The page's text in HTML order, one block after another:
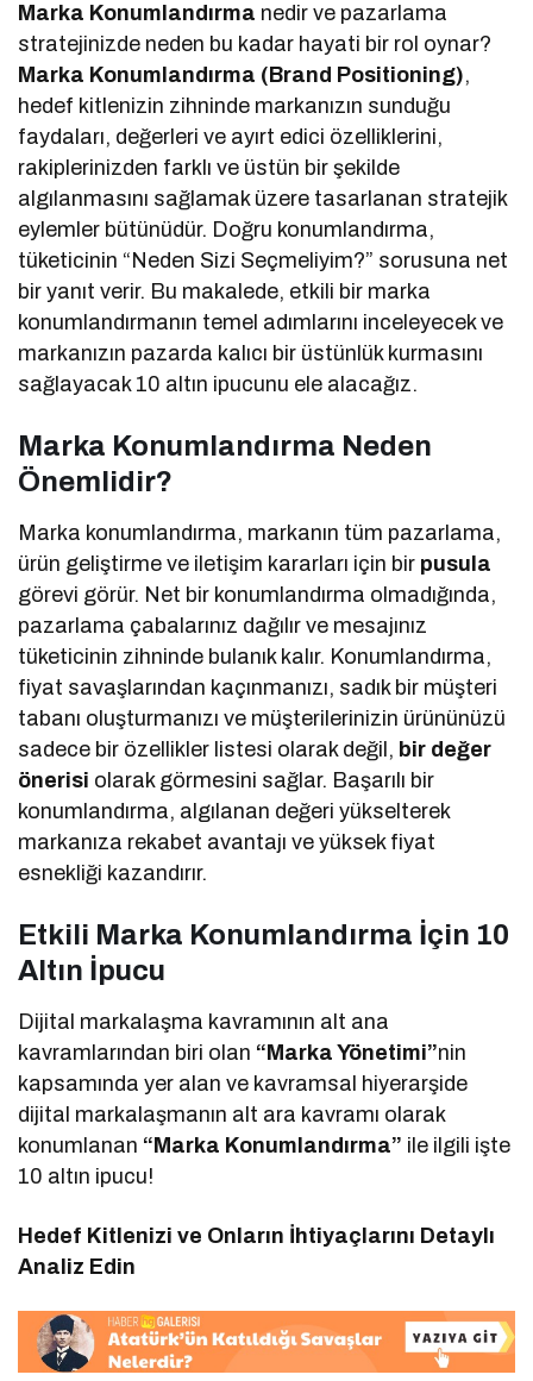
Marka Konumlandırma nedir ve pazarlama
stratejinizde neden bu kadar hayati bir rol oynar?
Marka Konumlandırma (Brand Positioning),
hedef kitlenizin zihninde markanızın sunduğu
faydaları, değerleri ve ayırt edici özelliklerini,
rakiplerinizden farklı ve üstün bir şekilde
algılanmasını sağlamak üzere tasarlanan stratejik
eylemler bütünüdür. Doğru konumlandırma,
tüketicinin “Neden Sizi Seçmeliyim?” sorusuna net
bir yanıt verir. Bu makalede, etkili bir marka
konumlandırmanın temel adımlarını inceleyecek ve
markanızın pazarda kalıcı bir üstünlük kurmasını
sağlayacak 10 altın ipucunu ele alacağız.
Marka Konumlandırma Neden
Önemlidir?
Marka konumlandırma, markanın tüm pazarlama,
ürün geliştirme ve iletişim kararları için bir pusula
görevi görür. Net bir konumlandırma olmadığında,
pazarlama çabalarınız dağılır ve mesajınız
tüketicinin zihninde bulanık kalır. Konumlandırma,
fiyat savaşlarından kaçınmanızı, sadık bir müşteri
tabanı oluşturmanızı ve müşterilerinizin ürününüzü
sadece bir özellikler listesi olarak değil, bir değer
önerisi olarak görmesini sağlar. Başarılı bir
konumlandırma, algılanan değeri yükselterek
markanıza rekabet avantajı ve yüksek fiyat
esnekliği kazandırır.
Etkili Marka Konumlandırma İçin 10
Altın İpucu
Dijital markalaşma kavramının alt ana
kavramlarından biri olan “Marka Yönetimi”nin
kapsamında yer alan ve kavramsal hiyerarşide
dijital markalaşmanın alt ara kavramı olarak
konumlanan “Marka Konumlandırma” ile ilgili işte
10 altın ipucu!
Hedef Kitlenizi ve Onların İhtiyaçlarını Detaylı
Analiz Edin